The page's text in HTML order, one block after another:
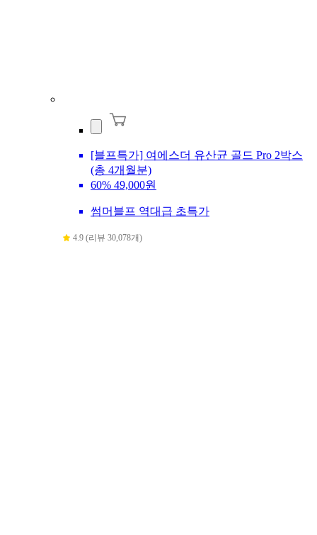
[블프특가] 여에스더 유산균 골드 Pro 2박스
(총 4개월분)
60% 49,000원
썸머블프 역대급 초특가
4.9 (리뷰 30,078개)